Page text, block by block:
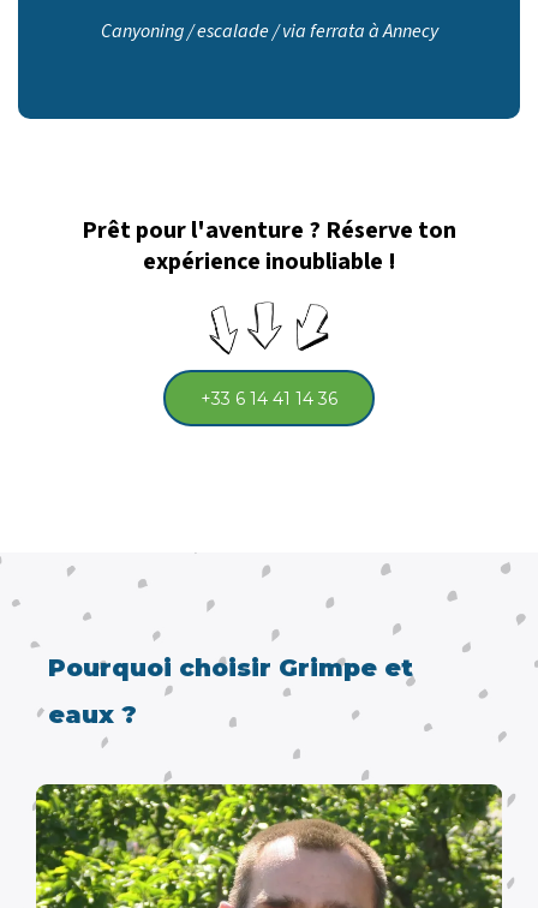
Canyoning / escalade / via ferrata à Annecy
Prêt pour l'aventure ? Réserve ton
expérience inoubliable !
+33 6 14 41 14 36
Pourquoi choisir Grimpe et
eaux ?